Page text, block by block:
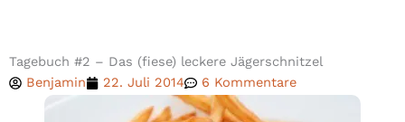
Tagebuch #2 – Das (fiese) leckere Jägerschnitzel
Benjamin
22. Juli 2014 6 Kommentare